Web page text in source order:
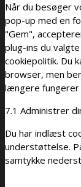
Når du besøger
pop-up med en
"Gem",
plug-ins du
cookiepolitik. Du
browser, men
længere fungerer
7.1 Administrer
Du har indlæst
understøttelse.
samtykke